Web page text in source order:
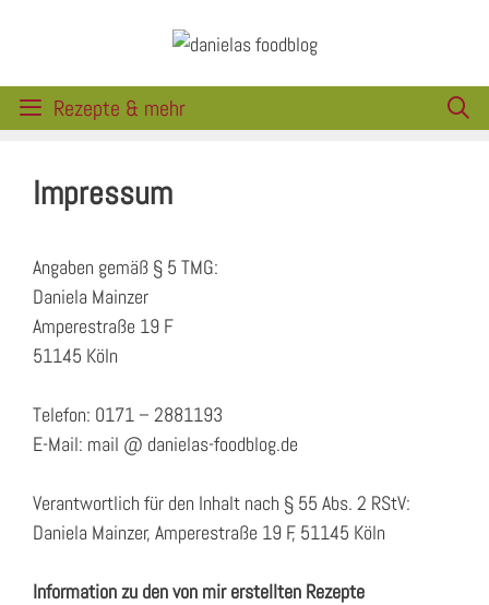
Rezepte & mehr
Impressum
Angaben gemäß § 5 TMG:
Daniela Mainzer
Amperestraße 19 F
51145 Köln
Telefon: 0171 – 2881193
E-Mail: mail @ danielas-foodblog.de
Verantwortlich für den Inhalt nach § 55 Abs. 2 RStV:
Daniela Mainzer, Amperestraße 19 F, 51145 Köln
Information zu den von mir erstellten Rezepte